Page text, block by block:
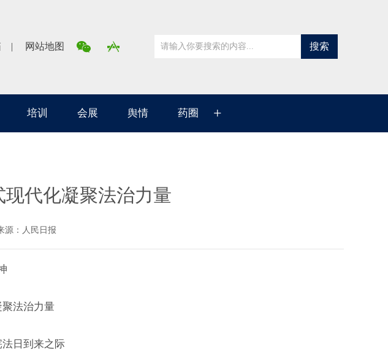
网站地图 搜索
培训 会展 舆情 药圈 +
代化凝聚法治力量
源：人民日报
法治力量
日到来之际